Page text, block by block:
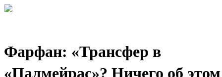
Фарфан: «Трансфер в
«Палмейрас»? Ничего об